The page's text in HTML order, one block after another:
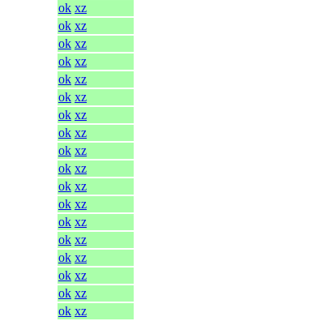
ok xz
ok xz
ok xz
ok xz
ok xz
ok xz
ok xz
ok xz
ok xz
ok xz
ok xz
ok xz
ok xz
ok xz
ok xz
ok xz
ok xz
ok xz